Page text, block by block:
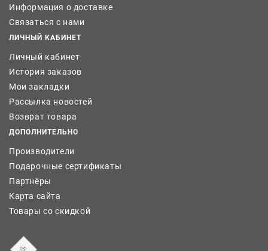
Информация о доставке
Связаться с нами
ЛИЧНЫЙ КАБИНЕТ
Личный кабинет
История заказов
Мои закладки
Рассылка новостей
Возврат товара
ДОПОЛНИТЕЛЬНО
Производители
Подарочные сертификаты
Партнёры
Карта сайта
Товары со скидкой